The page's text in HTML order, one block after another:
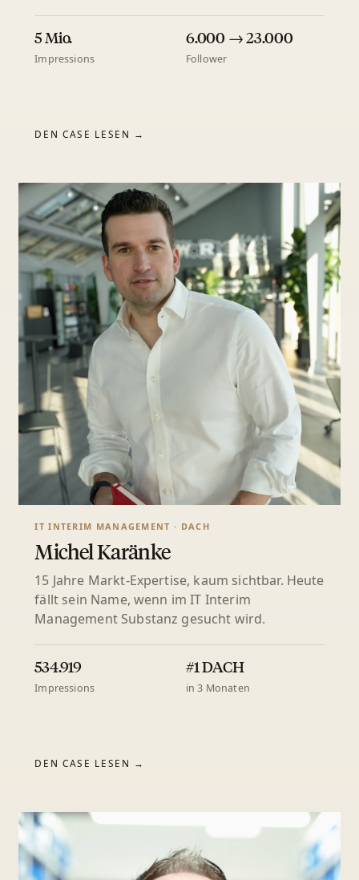
5 Mio.
Impressions
6.000 → 23.000
Follower
DEN CASE LESEN →
IT INTERIM MANAGEMENT · DACH
Michel Karänke
15 Jahre Markt-Expertise, kaum sichtbar. Heute
fällt sein Name, wenn im IT Interim
Management Substanz gesucht wird.
534.919
Impressions
#1 DACH
in 3 Monaten
DEN CASE LESEN →